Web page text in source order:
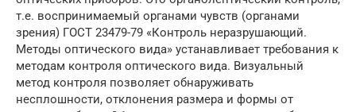
т.е. воспринимаемый органами чувств (органами
зрения) ГОСТ 23479-79 «Контроль неразрушающий.
Методы оптического вида» устанавливает требования к
методам контроля оптического вида. Визуальный
метод контроля позволяет обнаруживать
несплошности, отклонения размера и формы от